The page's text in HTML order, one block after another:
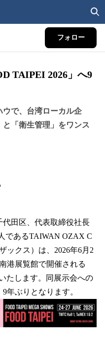
フォロー
TAIPEI 2026」へ9
ウで、台湾ローカル企
「衛生管理」をワンス
田区、代表取締役社長
であるTAIWAN OZAX C
ックス）は、2026年6月2
港展覧館で開催される
たします。同展示会への
年ぶりとなります。